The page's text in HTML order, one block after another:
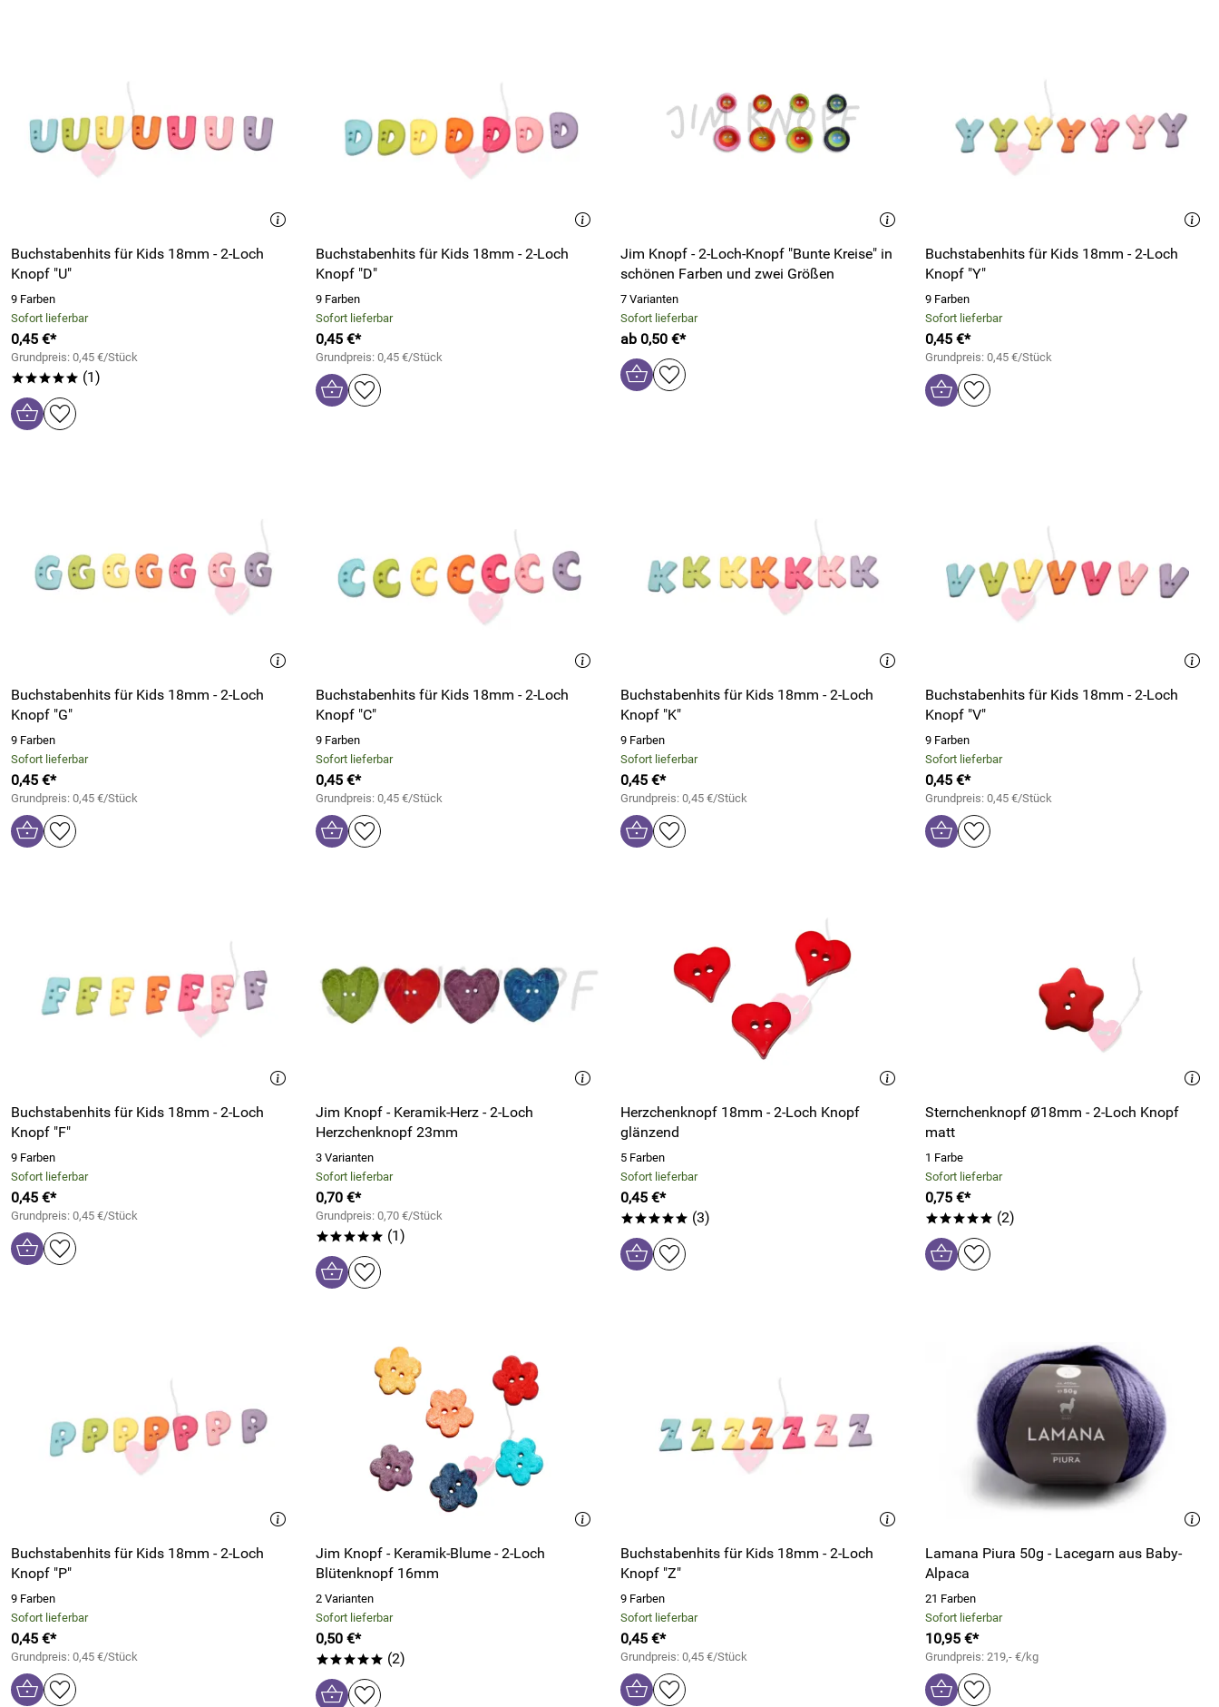
Buchstabenhits für Kids 18mm - 2-Loch
Knopf "U"
9 Farben
Sofort lieferbar
0,45 €*
Grundpreis: 0,45 €/Stück
***** (1)
Buchstabenhits für Kids 18mm - 2-Loch
Knopf "D"
9 Farben
Sofort lieferbar
0,45 €*
Grundpreis: 0,45 €/Stück
Jim Knopf - 2-Loch-Knopf "Bunte Kreise" in
schönen Farben und zwei Größen
7 Varianten
Sofort lieferbar
ab 0,50 €*
Buchstabenhits für Kids 18mm - 2-Loch
Knopf "Y"
9 Farben
Sofort lieferbar
0,45 €*
Grundpreis: 0,45 €/Stück
Buchstabenhits für Kids 18mm - 2-Loch
Knopf "G"
9 Farben
Sofort lieferbar
0,45 €*
Grundpreis: 0,45 €/Stück
Buchstabenhits für Kids 18mm - 2-Loch
Knopf "C"
9 Farben
Sofort lieferbar
0,45 €*
Grundpreis: 0,45 €/Stück
Buchstabenhits für Kids 18mm - 2-Loch
Knopf "K"
9 Farben
Sofort lieferbar
0,45 €*
Grundpreis: 0,45 €/Stück
Buchstabenhits für Kids 18mm - 2-Loch
Knopf "V"
9 Farben
Sofort lieferbar
0,45 €*
Grundpreis: 0,45 €/Stück
Buchstabenhits für Kids 18mm - 2-Loch
Knopf "F"
9 Farben
Sofort lieferbar
0,45 €*
Grundpreis: 0,45 €/Stück
Jim Knopf - Keramik-Herz - 2-Loch
Herzchenknopf 23mm
3 Varianten
Sofort lieferbar
0,70 €*
Grundpreis: 0,70 €/Stück
***** (1)
Herzchenknopf 18mm - 2-Loch Knopf
glänzend
5 Farben
Sofort lieferbar
0,45 €*
***** (3)
Sternchenknopf Ø18mm - 2-Loch Knopf
matt
1 Farbe
Sofort lieferbar
0,75 €*
***** (2)
Buchstabenhits für Kids 18mm - 2-Loch
Knopf "P"
9 Farben
Sofort lieferbar
0,45 €*
Grundpreis: 0,45 €/Stück
Jim Knopf - Keramik-Blume - 2-Loch
Blütenknopf 16mm
2 Varianten
Sofort lieferbar
0,50 €*
***** (2)
Buchstabenhits für Kids 18mm - 2-Loch
Knopf "Z"
9 Farben
Sofort lieferbar
0,45 €*
Grundpreis: 0,45 €/Stück
Lamana Piura 50g - Lacegarn aus Baby-
Alpaca
21 Farben
Sofort lieferbar
10,95 €*
Grundpreis: 219,- €/kg